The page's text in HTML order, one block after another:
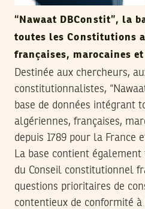
“Nawaat DBConstit”, la
toutes les Constitutions
françaises, marocaines
Destinée aux chercheurs,
constitutionnalistes,
base de données intégrant
algériennes, françaises,
depuis 1789 pour la France
La base contient
du Conseil constitutionnel
questions prioritaires de
contentieux de conformité